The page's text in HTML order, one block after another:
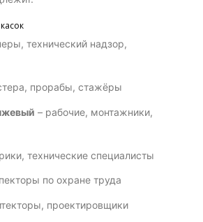
технический надзор,
прорабы, стажёры
– рабочие, монтажники,
технические специалисты
по охране труда
проектировщики